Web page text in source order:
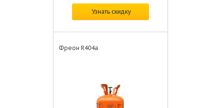
Цена: от4 500 ₽/шт.
Узнать скидку
Фреон R404а